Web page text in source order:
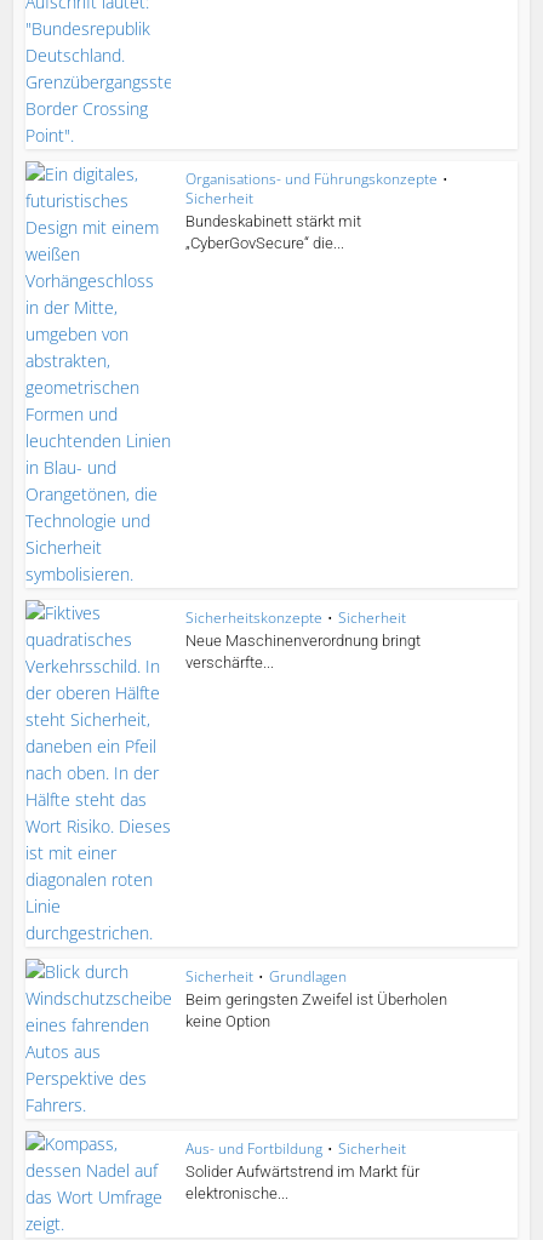
Organisations- und Führungskonzepte •
Sicherheit
Bundeskabinett stärkt mit
„CyberGovSecure“ die...
Sicherheitskonzepte • Sicherheit
Neue Maschinenverordnung bringt
verschärfte...
Sicherheit • Grundlagen
Beim geringsten Zweifel ist Überholen
keine Option
Aus- und Fortbildung • Sicherheit
Solider Aufwärtstrend im Markt für
elektronische...